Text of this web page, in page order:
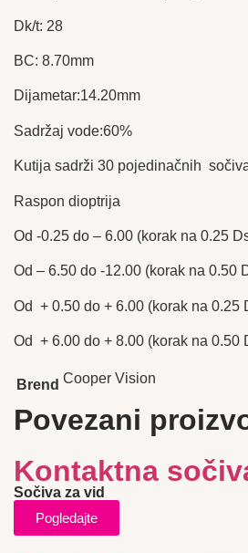
Dk/t: 28
BC: 8.70mm
Dijametar:14.20mm
Sadržaj vode:60%
Kutija sadrži 30 pojedinačnih
Raspon dioptrija
Od -0.25 do – 6.00 (korak na 0.25
Od – 6.50 do -12.00 (korak na 0.50
Od + 0.50 do + 6.00 (korak na 0.25
Od + 6.00 do + 8.00 (korak na 0.50
Brend Cooper Vision
Povezani
Kontaktna
Sočiva za vid
Pogledajte